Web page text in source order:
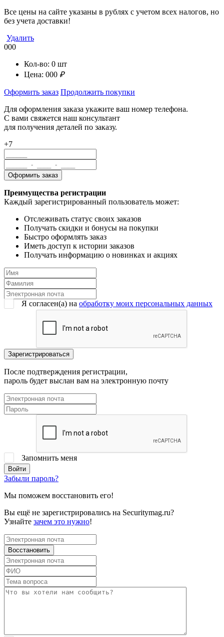
Все цены на сайте указаны в рублях с учетом всех налогов, но
без учета доставки!
Удалить
000
Кол-во: 0 шт
Цена: 000 ₽
Оформить заказ Продолжить покупки
Для оформления заказа укажите ваш номер телефона.
С вами свяжется наш консультант
для получения деталей по заказу.
+7
Преимущества регистрации
Каждый зарегистрированный пользователь может:
Отслеживать статус своих заказов
Получать скидки и бонусы на покупки
Быстро оформлять заказ
Иметь доступ к истории заказов
Получать информацию о новинках и акциях
Я согласен(a) на обработку моих персональных данных
После подтверждения регистрации,
пароль будет выслан вам на электронную почту
Запомнить меня
Забыли пароль?
Мы поможем восстановить его!
Вы ещё не зарегистрировались на Securitymag.ru?
Узнайте зачем это нужно!